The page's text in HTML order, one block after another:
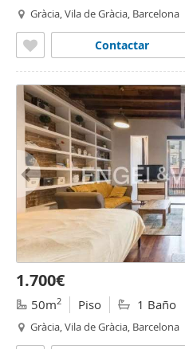
Gràcia, Vila de Gràcia, Barcelona
Contactar
1.700€
50m2 Piso 1 Baño
Gràcia, Vila de Gràcia, Barcelona